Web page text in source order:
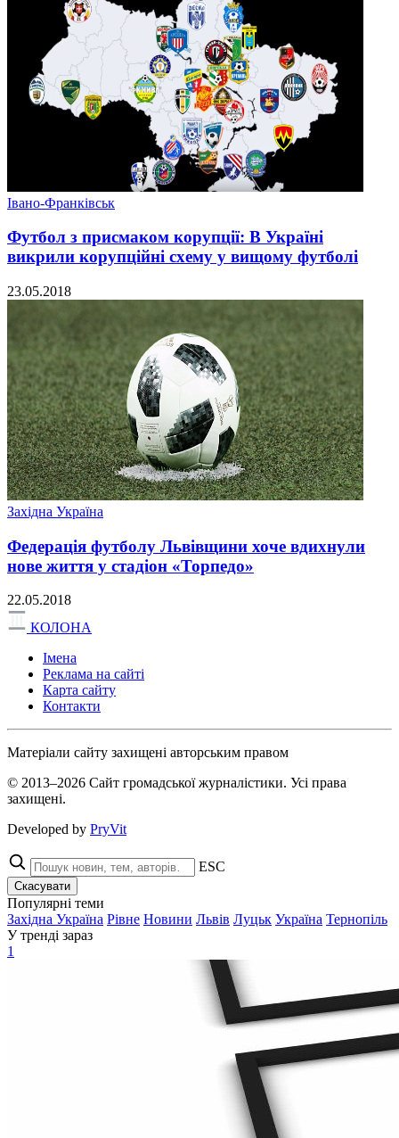
Івано-Франківськ
Футбол з присмаком корупції: В Україні
викрили корупційні схему у вищому футболі
23.05.2018
Західна Україна
Федерація футболу Львівщини хоче вдихнули
нове життя у стадіон «Торпедо»
22.05.2018
КОЛОНА
Імена
Реклама на сайті
Карта сайту
Контакти
Матеріали сайту захищені авторським правом
© 2013–2026 Сайт громадської журналістики. Усі права
захищені.
Developed by PryVit
ESC
Скасувати
Популярні теми
Західна Україна Рівне Новини Львів Луцьк Україна Тернопіль
У тренді зараз
1